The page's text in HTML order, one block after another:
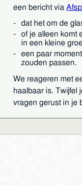
een bericht via
dat het om de
of je alleen komt
in een kleine
een paar
zouden passen.
We reageren met
haalbaar is. Twijfel
vragen gerust in je